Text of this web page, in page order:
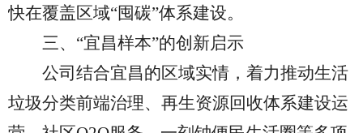
快在覆盖区域“囤碳”体系建设。
三、 “宜昌样本”的创新启示
公司 结合宜昌的区域实情 ， 着力推动生活
垃圾分类前端治理、再生资源回收体系建设运